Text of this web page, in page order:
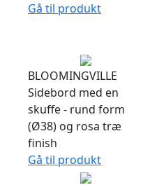
Gå til produkt
BLOOMINGVILLE
Sidebord med en
skuffe - rund form
(Ø38) og rosa træ
finish
Gå til produkt